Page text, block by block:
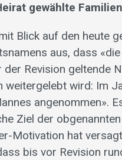
gewählte
Blick auf den heute
aus, dass
Revision geltende
weitergelebt wird: Im
angenommen».
Ziel der
Motivation hat
bis vor Revision